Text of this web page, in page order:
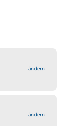
ändern
ändern